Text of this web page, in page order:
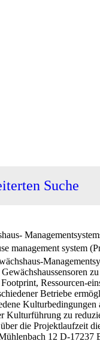
Suche
management system
Ressourcen-
Betriebe
zu
die Projektlaufzeit
12 D-17237